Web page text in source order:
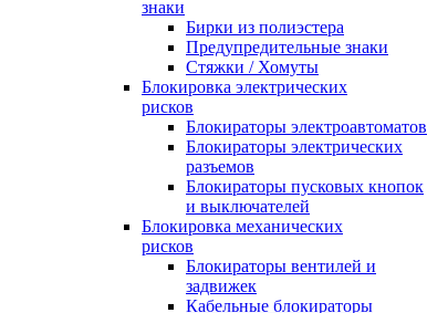
знаки
Бирки из полиэстера
Предупредительные знаки
Стяжки / Хомуты
Блокировка электрических
рисков
Блокираторы электроавтоматов
Блокираторы электрических
разъемов
Блокираторы пусковых кнопок
и выключателей
Блокировка механических
рисков
Блокираторы вентилей и
задвижек
Кабельные блокираторы